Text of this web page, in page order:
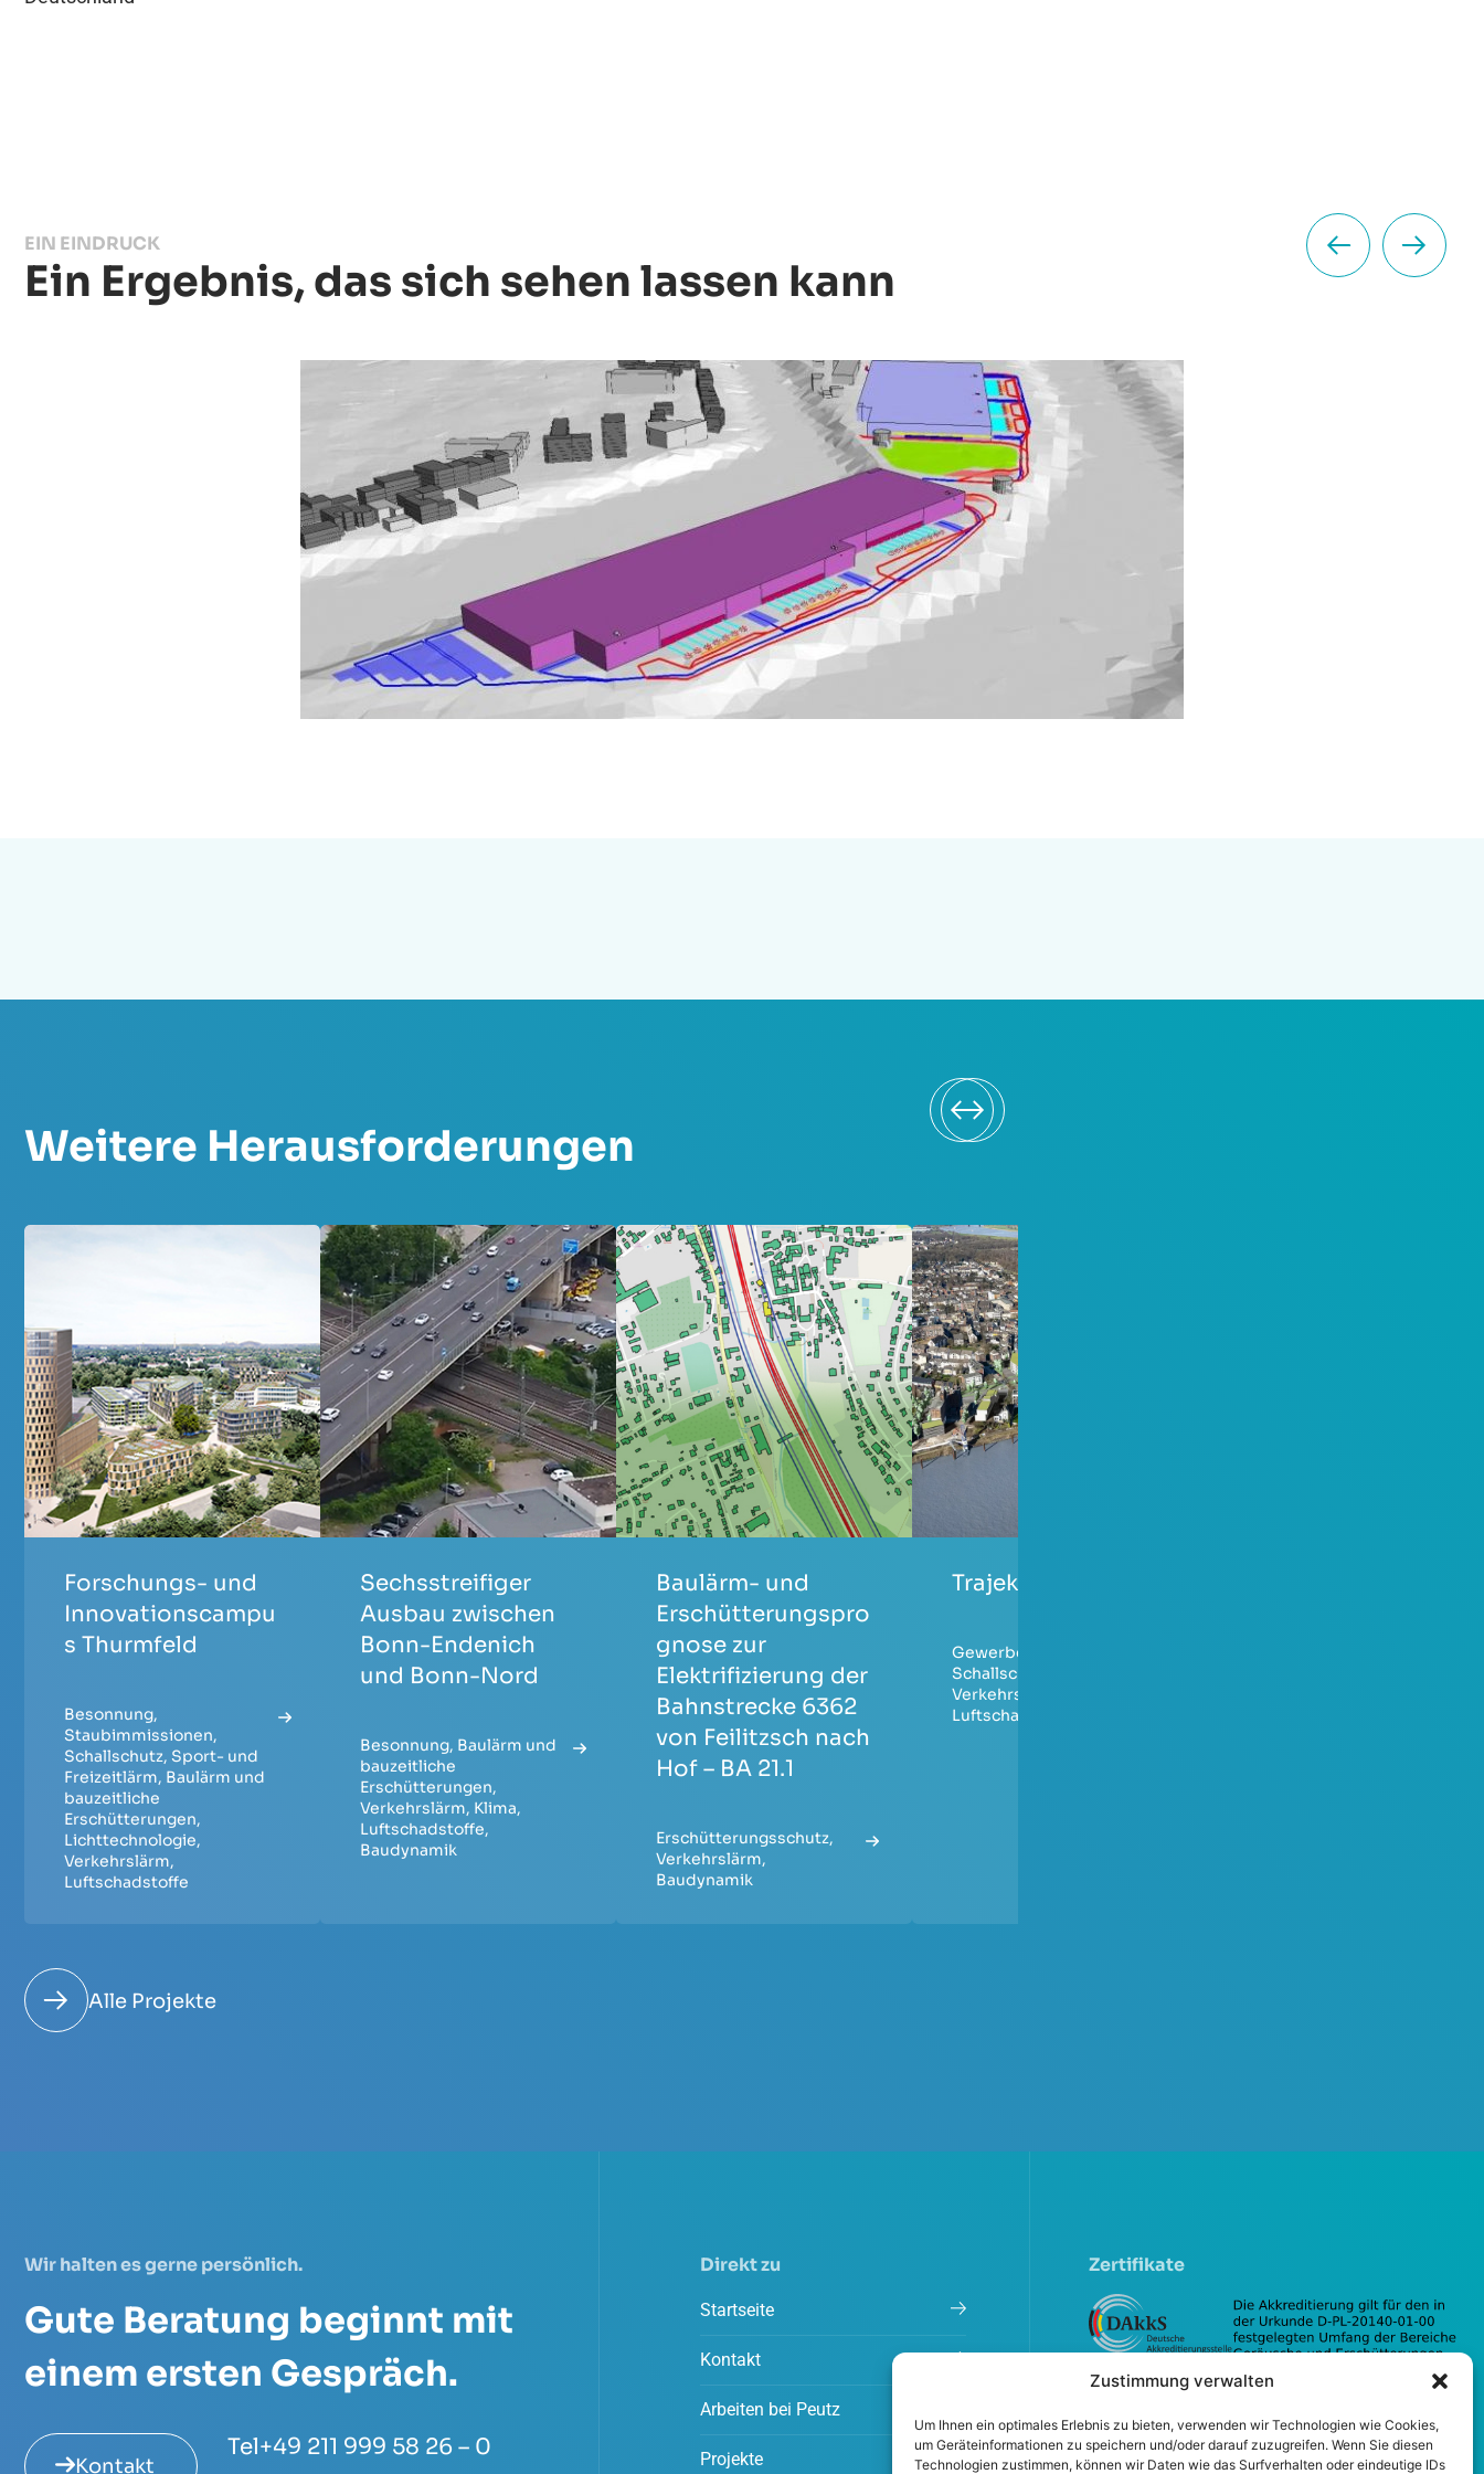
Zustimmung verwalten
Um Ihnen ein optimales Erlebnis zu bieten, verwenden wir Technologien wie Cookies,
um Geräteinformationen zu speichern und/oder darauf zuzugreifen. Wenn Sie diesen
Technologien zustimmen, können wir Daten wie das Surfverhalten oder eindeutige IDs
EIN EINDRUCK
Ein Ergebnis, das sich sehen lassen kann
Weitere Herausforderungen
Forschungs- und
Innovationscampu
s Thurmfeld
Besonnung,
Staubimmissionen,
Schallschutz, Sport- und
Freizeitlärm, Baulärm und
bauzeitliche
Erschütterungen,
Lichttechnologie,
Verkehrslärm,
Luftschadstoffe
Sechsstreifiger
Ausbau zwischen
Bonn-Endenich
und Bonn-Nord
Besonnung, Baulärm und
bauzeitliche
Erschütterungen,
Verkehrslärm, Klima,
Luftschadstoffe,
Baudynamik
Baulärm- und
Erschütterungspro
gnose zur
Elektrifizierung der
Bahnstrecke 6362
von Feilitzsch nach
Hof – BA 21.1
Erschütterungsschutz,
Verkehrslärm,
Baudynamik
Trajekt-Promenade
Gewerbelärm
Schallschutz
Verkehrslärm
Luftschadstoffe
Alle Projekte
Wir halten es gerne persönlich.
Gute Beratung beginnt mit
einem ersten Gespräch.
Kontakt
Tel+49 211 999 58 26 – 0
Direkt zu
Startseite
Kontakt
Arbeiten bei Peutz
Projekte
Zertifikate